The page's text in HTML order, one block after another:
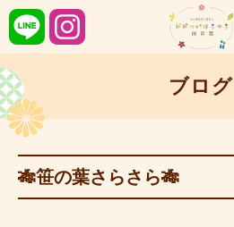
ブログ
🎋笹の葉さらさら🎋